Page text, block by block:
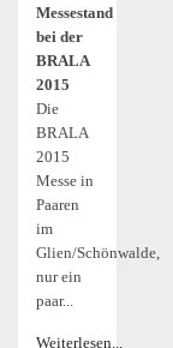
Messestand
bei der
BRALA
2015
Die
BRALA
2015
Messe in
Paaren
im
Glien/Schönwalde,
nur ein
paar...
Weiterlesen...